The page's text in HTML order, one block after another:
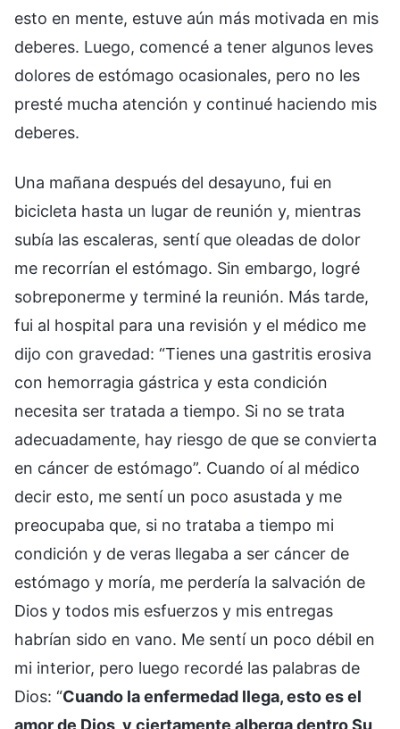
esto en mente, estuve aún más motivada en mis
deberes. Luego, comencé a tener algunos leves
dolores de estómago ocasionales, pero no les
presté mucha atención y continué haciendo mis
deberes.
Una mañana después del desayuno, fui en
bicicleta hasta un lugar de reunión y, mientras
subía las escaleras, sentí que oleadas de dolor
me recorrían el estómago. Sin embargo, logré
sobreponerme y terminé la reunión. Más tarde,
fui al hospital para una revisión y el médico me
dijo con gravedad: “Tienes una gastritis erosiva
con hemorragia gástrica y esta condición
necesita ser tratada a tiempo. Si no se trata
adecuadamente, hay riesgo de que se convierta
en cáncer de estómago”. Cuando oí al médico
decir esto, me sentí un poco asustada y me
preocupaba que, si no trataba a tiempo mi
condición y de veras llegaba a ser cáncer de
estómago y moría, me perdería la salvación de
Dios y todos mis esfuerzos y mis entregas
habrían sido en vano. Me sentí un poco débil en
mi interior, pero luego recordé las palabras de
Dios: “Cuando la enfermedad llega, esto es el
amor de Dios, y ciertamente alberga dentro Su